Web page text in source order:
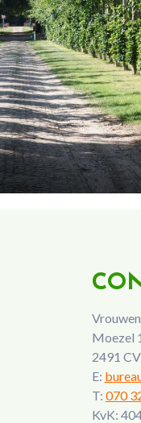
Moezel
2491
E:
T: 070
KvK: